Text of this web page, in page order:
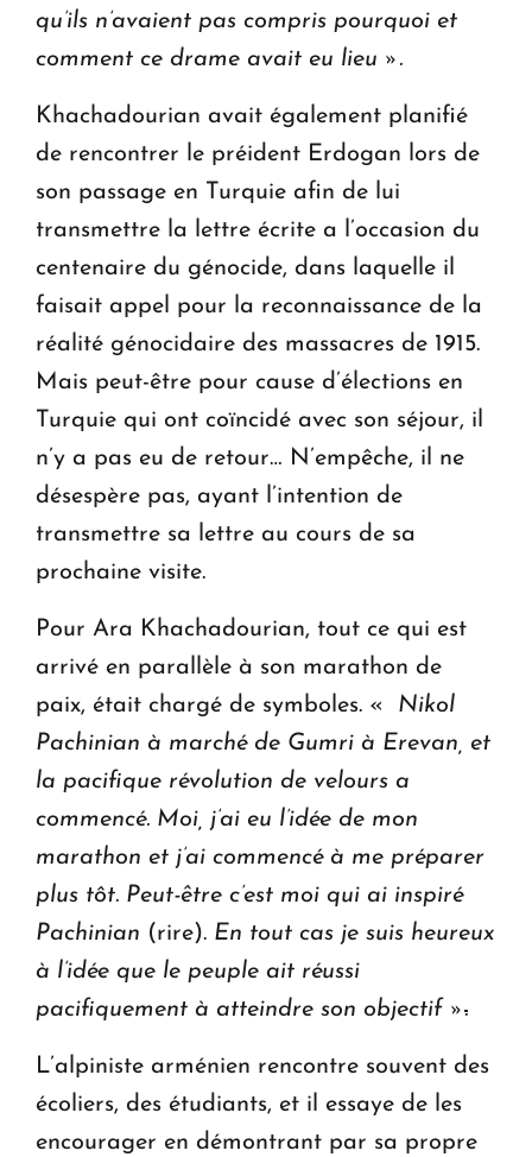
qu’ils n’avaient pas compris pourquoi et
comment ce drame avait eu lieu ».
Khachadourian avait également planifié
de rencontrer le préident Erdogan lors de
son passage en Turquie afin de lui
transmettre la lettre écrite a l’occasion du
centenaire du génocide, dans laquelle il
faisait appel pour la reconnaissance de la
réalité génocidaire des massacres de 1915.
Mais peut-être pour cause d’élections en
Turquie qui ont coïncidé avec son séjour, il
n’y a pas eu de retour… N’empêche, il ne
désespère pas, ayant l’intention de
transmettre sa lettre au cours de sa
prochaine visite.
Pour Ara Khachadourian, tout ce qui est
arrivé en parallèle à son marathon de
paix, était chargé de symboles. « Nikol
Pachinian à marché de Gumri à Erevan, et
la pacifique révolution de velours a
commencé. Moi, j’ai eu l’idée de mon
marathon et j’ai commencé à me préparer
plus tôt. Peut-être c’est moi qui ai inspiré
Pachinian (rire). En tout cas je suis heureux
à l’idée que le peuple ait réussi
pacifiquement à atteindre son objectif ».
L’alpiniste arménien rencontre souvent des
écoliers, des étudiants, et il essaye de les
encourager en démontrant par sa propre